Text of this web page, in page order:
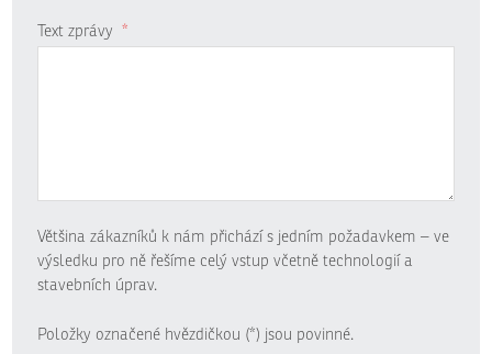
Text zprávy *
Většina zákazníků k nám přichází s jedním požadavkem – ve
výsledku pro ně řešíme celý vstup včetně technologií a
stavebních úprav.
Položky označené hvězdičkou (*) jsou povinné.